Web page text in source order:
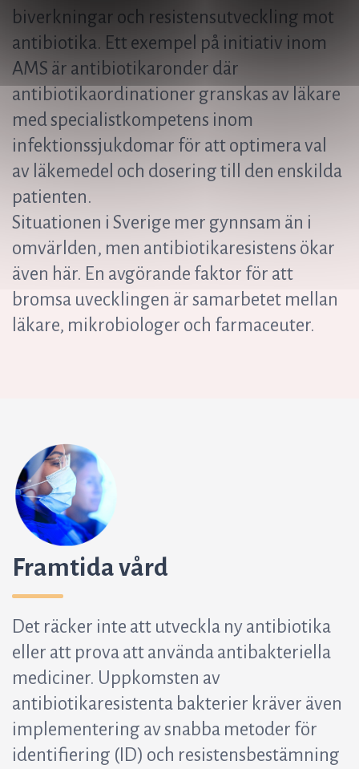
biverkningar och resistensutveckling mot
antibiotika. Ett exempel på initiativ inom
AMS är antibiotikaronder där
antibiotikaordinationer granskas av läkare
med specialistkompetens inom
infektionssjukdomar för att optimera val
av läkemedel och dosering till den enskilda
patienten.
Situationen i Sverige mer gynnsam än i
omvärlden, men antibiotikaresistens ökar
även här. En avgörande faktor för att
bromsa uvecklingen är samarbetet mellan
läkare, mikrobiologer och farmaceuter.
Framtida vård
Det räcker inte att utveckla ny antibiotika
eller att prova att använda antibakteriella
mediciner. Uppkomsten av
antibiotikaresistenta bakterier kräver även
implementering av snabba metoder för
identifiering (ID) och resistensbestämning